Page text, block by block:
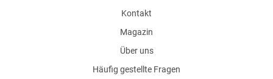
Kontakt
Magazin
Über uns
Häufig gestellte Fragen